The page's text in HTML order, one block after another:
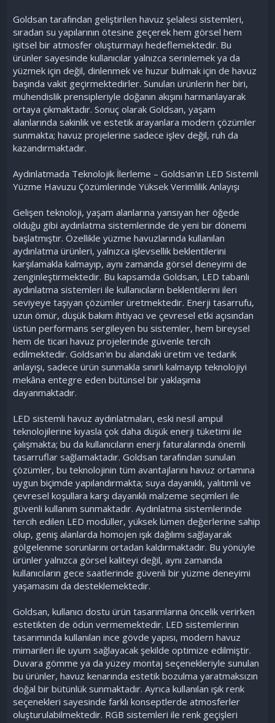
Goldsan tarafından geliştirilen havuz şelalesi sistemleri,
sıradan su yapılarının ötesine geçerek hem görsel hem
işitsel bir atmosfer oluşturmayı hedeflemektedir. Bu
ürünler sayesinde kullanıcılar yalnızca serinlemek ya da
yüzmek için değil, dinlenmek ve huzur bulmak için de havuz
başında vakit geçirmektedirler. Sunulan ürünlerin her biri,
mühendislik prensipleriyle doğanın akışını harmanlayarak
ortaya çıkmaktadır. Sonuç olarak Goldsan, yaşam
alanlarında sakinlik ve estetik arayanlara modern çözümler
sunmakta; havuz projelerine sadece işlev değil, ruh da
kazandırmaktadır.
Aydınlatmada Teknolojik İlerleme – Goldsan'ın LED Sistemli
Yüzme Havuzu Çözümlerinde Yüksek Verimlilik Anlayışı
Gelişen teknoloji, yaşam alanlarına yansıyan her öğede
olduğu gibi aydınlatma sistemlerinde de yeni bir dönemi
başlatmıştır. Özellikle yüzme havuzlarında kullanılan
aydınlatma ürünleri, yalnızca işlevsellik beklentilerini
karşılamakla kalmayıp, aynı zamanda görsel deneyimi de
zenginleştirmektedir. Bu kapsamda Goldsan, LED tabanlı
aydınlatma sistemleri ile kullanıcıların beklentilerini ileri
seviyeye taşıyan çözümler üretmektedir. Enerji tasarrufu,
uzun ömür, düşük bakım ihtiyacı ve çevresel etki açısından
üstün performans sergileyen bu sistemler, hem bireysel
hem de ticari havuz projelerinde güvenle tercih
edilmektedir. Goldsan'ın bu alandaki üretim ve tedarik
anlayışı, sadece ürün sunmakla sınırlı kalmayıp teknolojiyi
mekâna entegre eden bütünsel bir yaklaşıma
dayanmaktadır.
LED sistemli havuz aydınlatmaları, eski nesil ampul
teknolojilerine kıyasla çok daha düşük enerji tüketimi ile
çalışmakta; bu da kullanıcıların enerji faturalarında önemli
tasarruflar sağlamaktadır. Goldsan tarafından sunulan
çözümler, bu teknolojinin tüm avantajlarını havuz ortamına
uygun biçimde yapılandırmakta; suya dayanıklı, yalıtımlı ve
çevresel koşullara karşı dayanıklı malzeme seçimleri ile
güvenli kullanım sunmaktadır. Aydınlatma sistemlerinde
tercih edilen LED modüller, yüksek lümen değerlerine sahip
olup, geniş alanlarda homojen ışık dağılımı sağlayarak
gölgelenme sorunlarını ortadan kaldırmaktadır. Bu yönüyle
ürünler yalnızca görsel kaliteyi değil, aynı zamanda
kullanıcıların gece saatlerinde güvenli bir yüzme deneyimi
yaşamasını da desteklemektedir.
Goldsan, kullanıcı dostu ürün tasarımlarına öncelik verirken
estetikten de ödün vermemektedir. LED sistemlerinin
tasarımında kullanılan ince gövde yapısı, modern havuz
mimarileri ile uyum sağlayacak şekilde optimize edilmiştir.
Duvara gömme ya da yüzey montaj seçenekleriyle sunulan
bu ürünler, havuz kenarında estetik bozulma yaratmaksızın
doğal bir bütünlük sunmaktadır. Ayrıca kullanılan ışık renk
seçenekleri sayesinde farklı konseptlerde atmosferler
oluşturulabilmektedir. RGB sistemleri ile renk geçişleri